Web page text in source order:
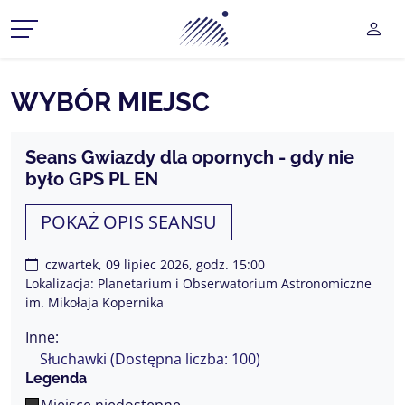
Planetarium Śląski Park
MENU ROZWIJANE
MENU ROZWIJANE
MENU ROZWIJANE
MENU ROZWIJANE
WYBÓR MIEJSC
Seans Gwiazdy dla opornych - gdy nie
było GPS PL EN
POKAŻ OPIS SEANSU
czwartek, 09 lipiec 2026, godz. 15:00
Lokalizacja: Planetarium i Obserwatorium Astronomiczne
im. Mikołaja Kopernika
Inne:
Słuchawki (Dostępna liczba: 100)
Legenda